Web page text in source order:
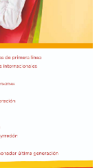
aguda en
un tramo que
y
ciclo de Rodolfo
logró la
Copa Argentina
un
ida de los
Bombonera.